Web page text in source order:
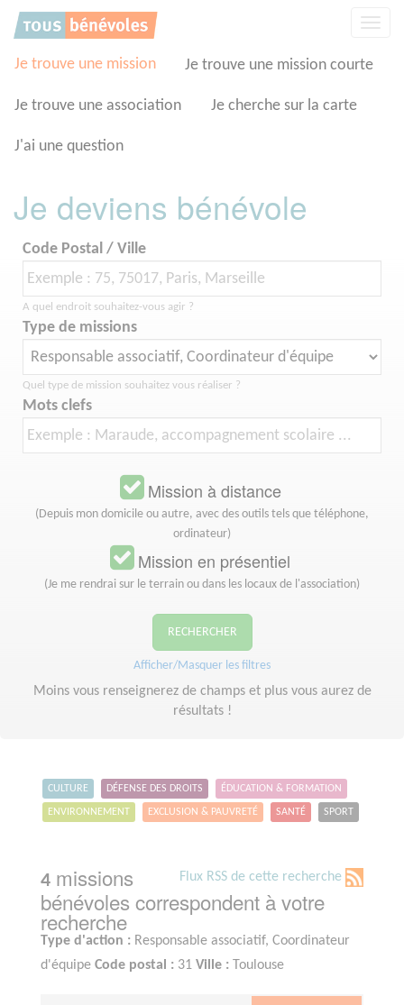
Je trouve une mission Je trouve une mission courte
Je trouve une association Je cherche sur la carte
J'ai une question
Je deviens bénévole
Code Postal / Ville
A quel endroit souhaitez-vous agir ?
Type de missions
Quel type de mission souhaitez vous réaliser ?
Mots clefs
Mission à distance
(Depuis mon domicile ou autre, avec des outils tels que téléphone,
ordinateur)
Mission en présentiel
(Je me rendrai sur le terrain ou dans les locaux de l'association)
RECHERCHER
Afficher/Masquer les filtres
Moins vous renseignerez de champs et plus vous aurez de
résultats !
CULTURE DÉFENSE DES DROITS ÉDUCATION & FORMATION
ENVIRONNEMENT EXCLUSION & PAUVRETÉ SANTÉ SPORT
Flux RSS de cette recherche
4 missions
bénévoles correspondent à votre
recherche
Type d'action : Responsable associatif, Coordinateur
d'équipe Code postal : 31 Ville : Toulouse
Panneau de gestion des cookies